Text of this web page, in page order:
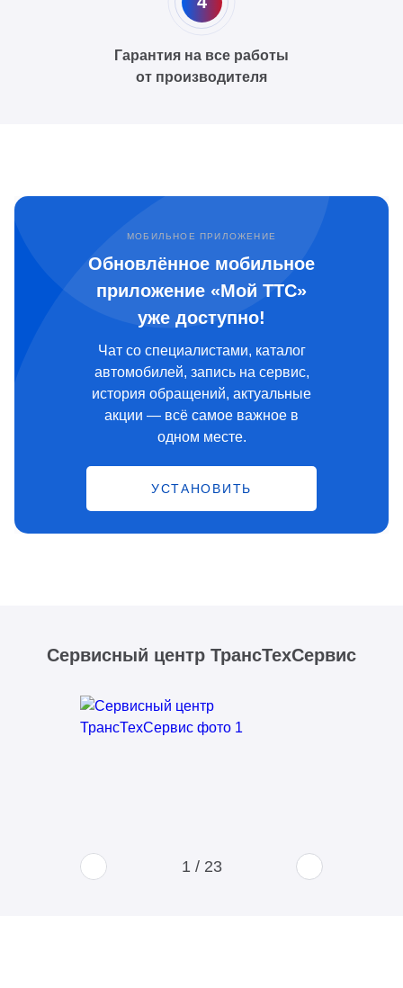
Гарантия на все работы
от производителя
МОБИЛЬНОЕ ПРИЛОЖЕНИЕ
Обновлённое мобильное
приложение «Мой ТТС»
уже доступно!
Чат со специалистами, каталог
автомобилей, запись на сервис,
история обращений, актуальные
акции — всё самое важное в
одном месте.
УСТАНОВИТЬ
Сервисный центр ТрансТехСервис
1 / 23